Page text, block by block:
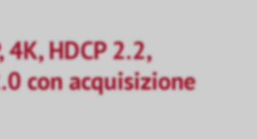
HDCP 2.2,
con acquisizione